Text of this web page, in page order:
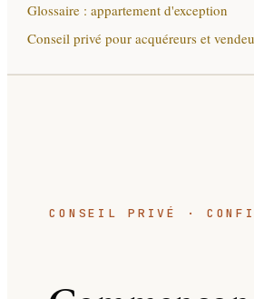
Glossaire : appartement d'exception
Conseil privé pour acquéreurs et
CONSEIL PRIVÉ ·